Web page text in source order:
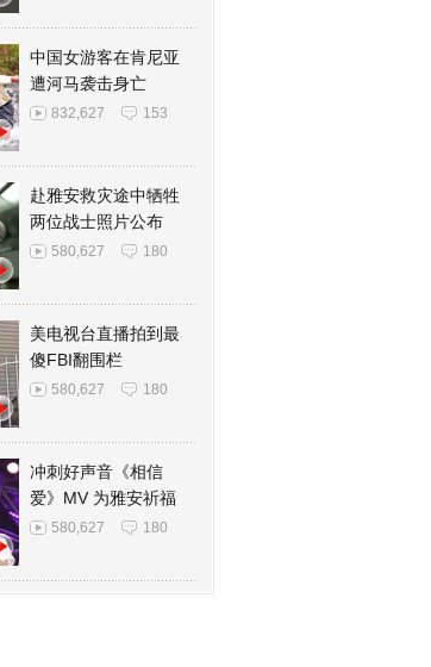
中国女游客在肯尼亚
遭河马袭击身亡
832,627 153
赴雅安救灾途中牺牲
两位战士照片公布
580,627 180
美电视台直播拍到最
傻FBI翻围栏
580,627 180
冲刺好声音《相信
爱》MV 为雅安祈福
580,627 180